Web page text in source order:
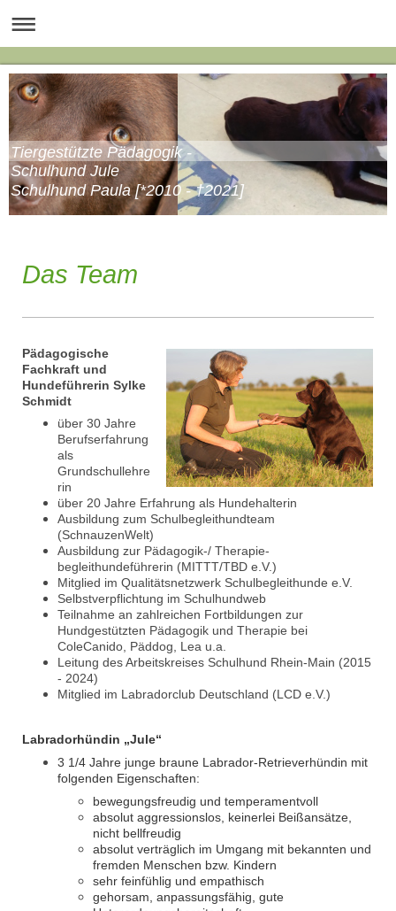
Tiergestützte Pädagogik -
Schulhund Jule
Schulhund Paula [*2010 - †2021]
Das Team
Pädagogische
Fachkraft und
Hundeführerin Sylke
Schmidt
über 30 Jahre
Berufserfahrung
als
Grundschullehre
rin
über 20 Jahre Erfahrung als Hundehalterin
Ausbildung zum Schulbegleithundteam
(SchnauzenWelt)
Ausbildung zur Pädagogik-/ Therapie-
begleithundeführerin (MITTT/TBD e.V.)
Mitglied im Qualitätsnetzwerk Schulbegleithunde e.V.
Selbstverpflichtung im Schulhundweb
Teilnahme an zahlreichen Fortbildungen zur
Hundgestützten Pädagogik und Therapie bei
ColeCanido, Päddog, Lea u.a.
Leitung des Arbeitskreises Schulhund Rhein-Main (2015
- 2024)
Mitglied im Labradorclub Deutschland (LCD e.V.)
Labradorhündin „Jule“
3 1/4 Jahre junge braune Labrador-Retrieverhündin mit
folgenden Eigenschaften:
bewegungsfreudig und temperamentvoll
absolut aggressionslos, keinerlei Beißansätze,
nicht bellfreudig
absolut verträglich im Umgang mit bekannten und
fremden Menschen bzw. Kindern
sehr feinfühlig und empathisch
gehorsam, anpassungsfähig, gute